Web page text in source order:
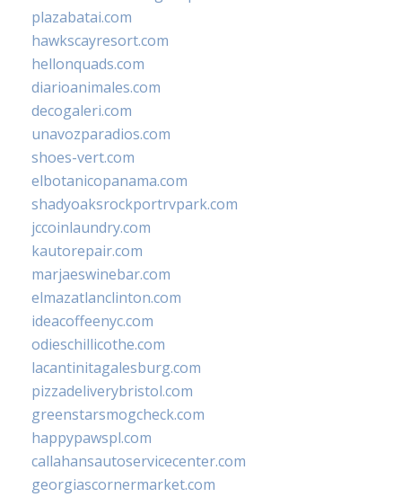
plazabatai.com
hawkscayresort.com
hellonquads.com
diarioanimales.com
decogaleri.com
unavozparadios.com
shoes-vert.com
elbotanicopanama.com
shadyoaksrockportrvpark.com
jccoinlaundry.com
kautorepair.com
marjaeswinebar.com
elmazatlanclinton.com
ideacoffeenyc.com
odieschillicothe.com
lacantinitagalesburg.com
pizzadeliverybristol.com
greenstarsmogcheck.com
happypawspl.com
callahansautoservicecenter.com
georgiascornermarket.com